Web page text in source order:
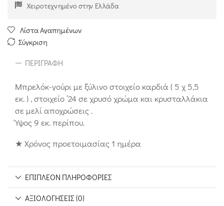
Χειροτεχνημένο στην Ελλάδα
Λίστα Αγαπημένων
Σύγκριση
ΠΕΡΙΓΡΑΦΉ
Μπρελόκ-γούρι με ξύλινο στοιχείο καρδιά ( 5 χ 5,5
εκ. ) , στοιχείο ’24 σε χρυσό χρώμα και κρυσταλλάκια
σε μελί αποχρώσεις .
Ύψος 9 εκ. περίπου.
★ Χρόνος προετοιμασίας 1 ημέρα
ΕΠΙΠΛΈΟΝ ΠΛΗΡΟΦΟΡΊΕΣ
ΑΞΙΟΛΟΓΉΣΕΙΣ (0)